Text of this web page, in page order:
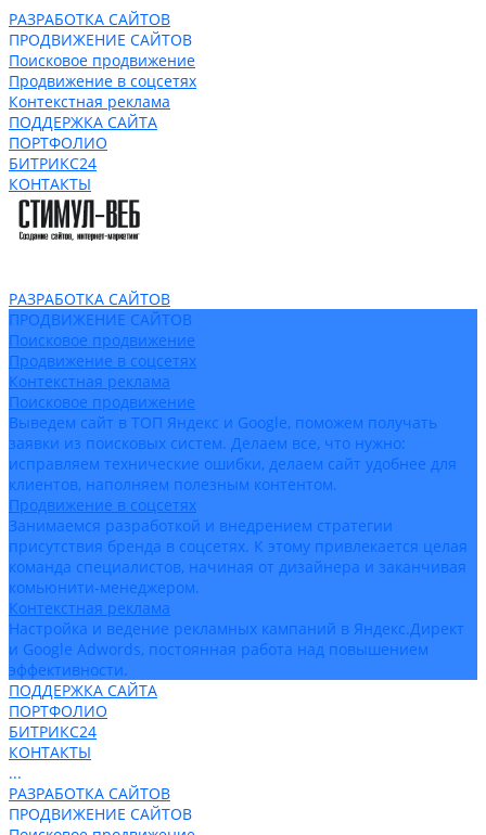
РАЗРАБОТКА САЙТОВ
ПРОДВИЖЕНИЕ САЙТОВ
Поисковое продвижение
Продвижение в соцсетях
Контекстная реклама
ПОДДЕРЖКА САЙТА
ПОРТФОЛИО
БИТРИКС24
КОНТАКТЫ
РАЗРАБОТКА САЙТОВ
ПРОДВИЖЕНИЕ САЙТОВ
Поисковое продвижение
Продвижение в соцсетях
Контекстная реклама
Поисковое продвижение
Выведем сайт в ТОП Яндекс и Google, поможем получать
заявки из поисковых систем. Делаем все, что нужно:
исправляем технические ошибки, делаем сайт удобнее для
клиентов, наполняем полезным контентом.
Продвижение в соцсетях
Занимаемся разработкой и внедрением стратегии
присутствия бренда в соцсетях. К этому привлекается целая
команда специалистов, начиная от дизайнера и заканчивая
комьюнити-менеджером.
Контекстная реклама
Настройка и ведение рекламных кампаний в Яндекс.Директ
и Google Adwords, постоянная работа над повышением
эффективности.
ПОДДЕРЖКА САЙТА
ПОРТФОЛИО
БИТРИКС24
КОНТАКТЫ
...
РАЗРАБОТКА САЙТОВ
ПРОДВИЖЕНИЕ САЙТОВ